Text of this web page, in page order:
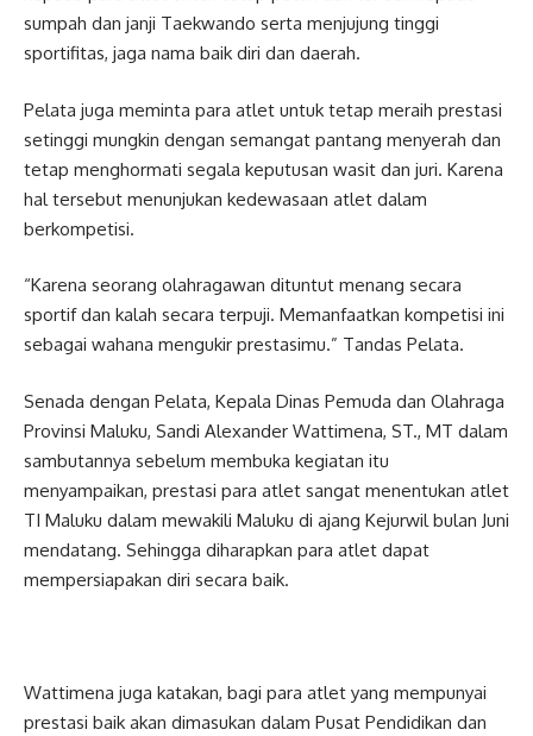
sumpah dan janji Taekwando serta menjujung tinggi
sportifitas, jaga nama baik diri dan daerah.
Pelata juga meminta para atlet untuk tetap meraih prestasi
setinggi mungkin dengan semangat pantang menyerah dan
tetap menghormati segala keputusan wasit dan juri. Karena
hal tersebut menunjukan kedewasaan atlet dalam
berkompetisi.
“Karena seorang olahragawan dituntut menang secara
sportif dan kalah secara terpuji. Memanfaatkan kompetisi ini
sebagai wahana mengukir prestasimu.” Tandas Pelata.
Senada dengan Pelata, Kepala Dinas Pemuda dan Olahraga
Provinsi Maluku, Sandi Alexander Wattimena, ST., MT dalam
sambutannya sebelum membuka kegiatan itu
menyampaikan, prestasi para atlet sangat menentukan atlet
TI Maluku dalam mewakili Maluku di ajang Kejurwil bulan Juni
mendatang. Sehingga diharapkan para atlet dapat
mempersiapakan diri secara baik.
Wattimena juga katakan, bagi para atlet yang mempunyai
prestasi baik akan dimasukan dalam Pusat Pendidikan dan